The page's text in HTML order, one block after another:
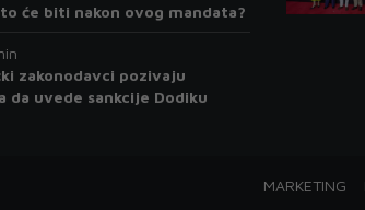
će biti nakon ovog mandata?
zakonodavci pozivaju
da uvede sankcije Dodiku
MARKETING